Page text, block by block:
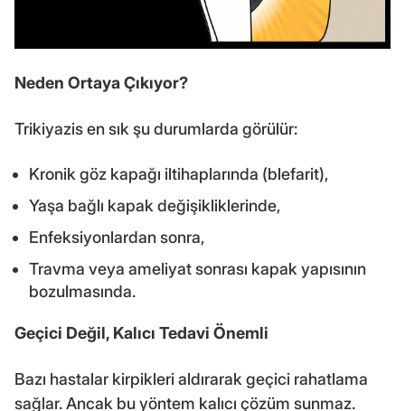
Neden Ortaya Çıkıyor?
Trikiyazis en sık şu durumlarda görülür:
Kronik göz kapağı iltihaplarında (blefarit),
Yaşa bağlı kapak değişikliklerinde,
Enfeksiyonlardan sonra,
Travma veya ameliyat sonrası kapak yapısının
bozulmasında.
Geçici Değil, Kalıcı Tedavi Önemli
Bazı hastalar kirpikleri aldırarak geçici rahatlama
sağlar. Ancak bu yöntem kalıcı çözüm sunmaz.